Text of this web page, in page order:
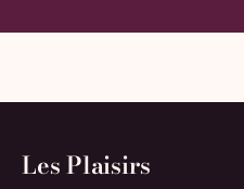
Les Plaisirs